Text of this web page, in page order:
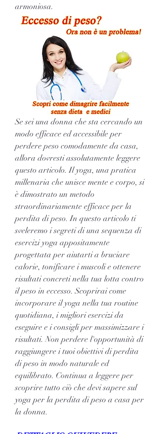
armoniosa.
Se sei una donna che sta cercando un
modo efficace ed accessibile per
perdere peso comodamente da casa,
allora dovresti assolutamente leggere
questo articolo. Il yoga, una pratica
millenaria che unisce mente e corpo, si
è dimostrato un metodo
straordinariamente efficace per la
perdita di peso. In questo articolo ti
sveleremo i segreti di una sequenza di
esercizi yoga appositamente
progettata per aiutarti a bruciare
calorie, tonificare i muscoli e ottenere
risultati concreti nella tua lotta contro
il peso in eccesso. Scoprirai come
incorporare il yoga nella tua routine
quotidiana, i migliori esercizi da
eseguire e i consigli per massimizzare i
risultati. Non perdere l'opportunità di
raggiungere i tuoi obiettivi di perdita
di peso in modo naturale ed
equilibrato. Continua a leggere per
scoprire tutto ciò che devi sapere sul
yoga per la perdita di peso a casa per
la donna.